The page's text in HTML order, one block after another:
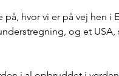
hvor vi er på vej hen i
og et